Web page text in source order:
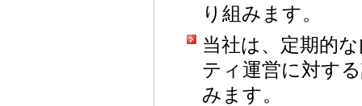
り組みます。
当社は、定期的
ティ運営に対す
みます。